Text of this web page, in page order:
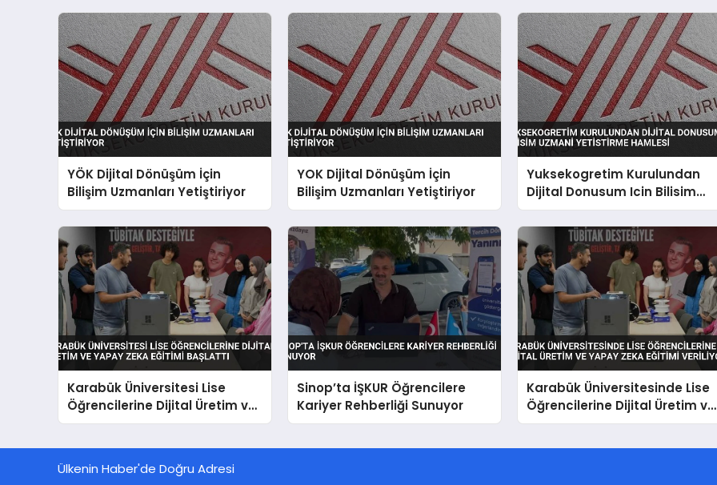
YÖK Dijital Dönüşüm İçin
Bilişim Uzmanları Yetiştiriyor
YOK Dijital Dönüşüm İçin
Bilişim Uzmanları Yetiştiriyor
Yuksekogretim Kurulundan
Dijital Donusum Icin Bilisim
Uzmani Yetistirme Hamlesi
Karabük Üniversitesi Lise
Öğrencilerine Dijital Üretim ve
Yapay Zeka Eğitimi Başlattı
Sinop’ta İŞKUR Öğrencilere
Kariyer Rehberliği Sunuyor
Karabük Üniversitesinde Lise
Öğrencilerine Dijital Üretim ve
Yapay Zeka Eğitimi Veriliyor
Ülkenin Haber'de Doğru Adresi